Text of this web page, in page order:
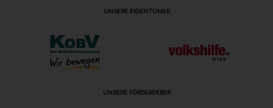
UNSERE EIGENTÜMER
UNSERE FÖRDERGEBER